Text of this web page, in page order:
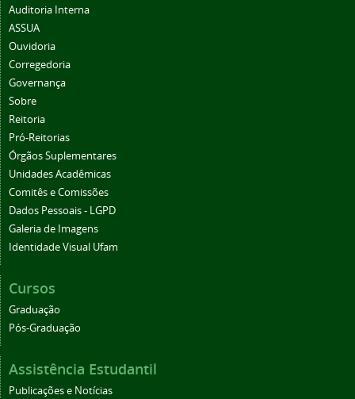
Auditoria Interna
ASSUA
Ouvidoria
Corregedoria
Governança
Sobre
Reitoria
Pró-Reitorias
Órgãos Suplementares
Unidades Acadêmicas
Comitês e Comissões
Dados Pessoais - LGPD
Galeria de Imagens
Identidade Visual Ufam
Cursos
Graduação
Pós-Graduação
Assistência Estudantil
Publicações e Notícias